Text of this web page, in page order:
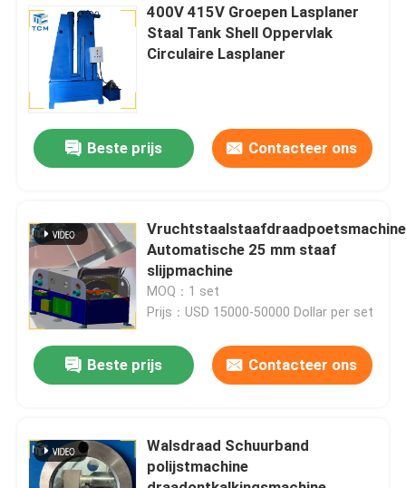
Producten
Over ons
Fabriekstocht
Neem contact met ons op
Nieuws
Gevallen
Tankpoetsmachine
400V 415V Groepen Lasplaner
Staal Tank Shell Oppervlak
Circulaire Lasplaner
Beste prijs Contacteer ons
Vruchtstaalstaafdraadpoetsmachine
Automatische 25 mm staaf
slijpmachine
MOQ：1 set
Prijs：USD 15000-50000 Dollar per set
Beste prijs Contacteer ons
Walsdraad Schuurband
polijstmachine